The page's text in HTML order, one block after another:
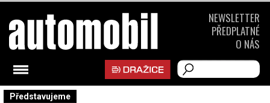
Představujeme
NEWSLETTER
PŘEDPLATNÉ
O NÁS